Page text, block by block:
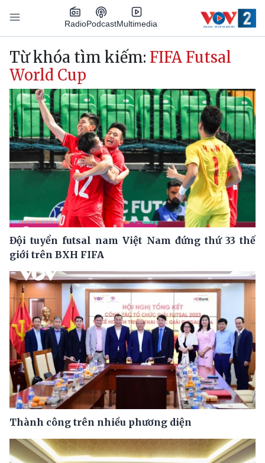
Nhảy đến nội dung
RadioPodcastMultimedia
Main navigation
Từ khóa tìm kiếm: FIFA Futsal
World Cup
Đội tuyển futsal nam Việt Nam đứng thứ 33 thế
giới trên BXH FIFA
Thành công trên nhiều phương diện